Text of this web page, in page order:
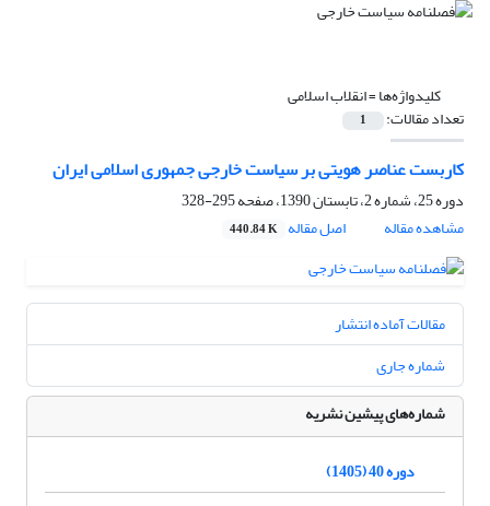
کلیدواژه‌ها =انقلاب ‏اسلامی
تعداد مقالات: 1
کاربست عناصر هویتی بر سیاست خارجی جمهوری ‏اسلامی ایران
دوره 25، شماره 2، تابستان 1390، صفحه
295-328
مشاهده مقاله
اصل مقاله 440.84 K
مقالات آماده انتشار
شماره جاری
شماره‌های پیشین نشریه
دوره 40 (1405)